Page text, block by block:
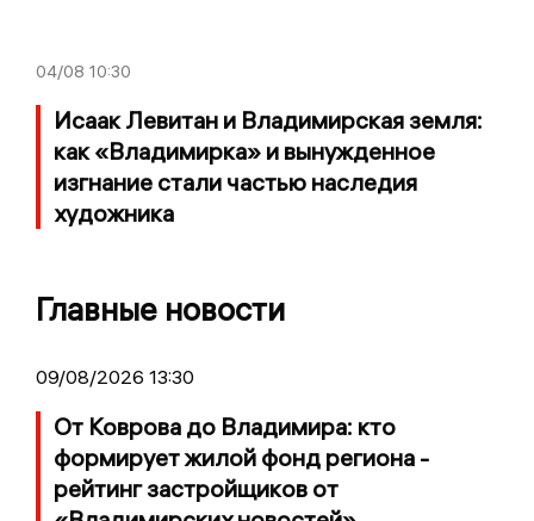
04/08 10:30
Исаак Левитан и Владимирская земля:
как «Владимирка» и вынужденное
изгнание стали частью наследия
художника
Главные новости
09/08/2026 13:30
От Коврова до Владимира: кто
формирует жилой фонд региона -
рейтинг застройщиков от